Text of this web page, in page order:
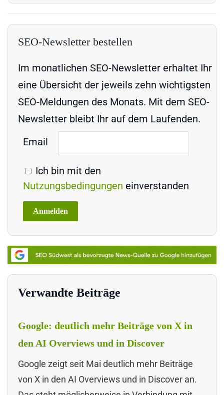
SEO-Newsletter bestellen
Im monatlichen SEO-Newsletter erhaltet Ihr
eine Übersicht der jeweils zehn wichtigsten
SEO-Meldungen des Monats. Mit dem SEO-
Newsletter bleibt Ihr auf dem Laufenden.
Email
Ich bin mit den
Nutzungsbedingungen einverstanden
Verwandte Beiträge
Google: deutlich mehr Beiträge von X in
den AI Overviews und in Discover
Google zeigt seit Mai deutlich mehr Beiträge
von X in den AI Overviews und in Discover an.